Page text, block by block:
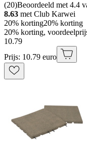
(20)Beoordeeld met 4.4
8.63 met Club Karwei
20% korting20% korting
20% korting,
10.79
Prijs: 10.79 euro